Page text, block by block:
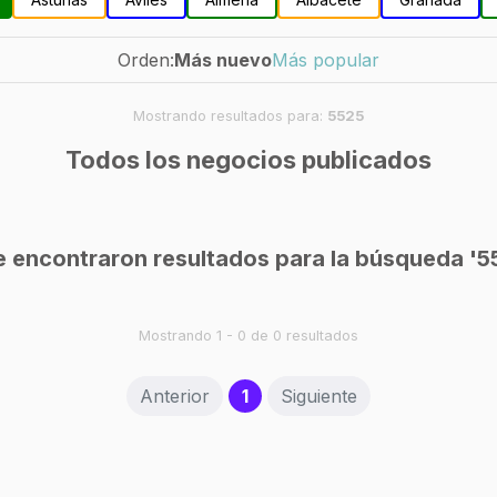
Orden:Más nuevoMás popular
Mostrando resultados para: 5525
Todos los negocios publicados
encontraron resultados para la búsqueda
Mostrando 1 - 0 de 0 resultados
Anterior 1(current)
Siguiente